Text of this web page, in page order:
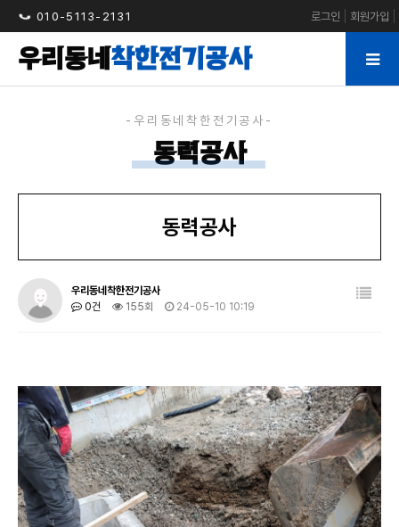
010-5113-2131 로그인 회원가입
우리동네착한전기공사
동력공사
동력공사
우리동네착한전기공사
0건
155회 24-05-10 10:19